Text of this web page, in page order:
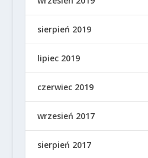
sierpień 2019
lipiec 2019
czerwiec 2019
wrzesień 2017
sierpień 2017